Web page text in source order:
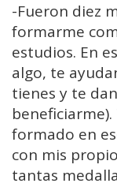
-Fueron diez
formarme
estudios. En
algo, te
tienes y te
formado en
con mis
tantas